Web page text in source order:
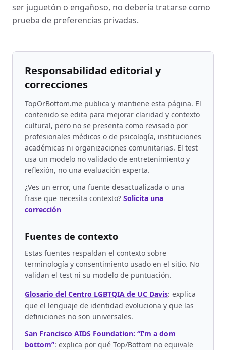
ser juguetón o engañoso, no debería tratarse como
prueba de preferencias privadas.
Responsabilidad editorial y
correcciones
TopOrBottom.me publica y mantiene esta página. El
contenido se edita para mejorar claridad y contexto
cultural, pero no se presenta como revisado por
profesionales médicos o de psicología, instituciones
académicas ni organizaciones comunitarias. El test
usa un modelo no validado de entretenimiento y
reflexión, no una evaluación experta.
¿Ves un error, una fuente desactualizada o una
frase que necesita contexto? Solicita una
corrección
Fuentes de contexto
Estas fuentes respaldan el contexto sobre
terminología y consentimiento usado en el sitio. No
validan el test ni su modelo de puntuación.
Glosario del Centro LGBTQIA de UC Davis: explica
que el lenguaje de identidad evoluciona y que las
definiciones no son universales.
San Francisco AIDS Foundation: “I’m a dom
bottom”: explica por qué Top/Bottom no equivale